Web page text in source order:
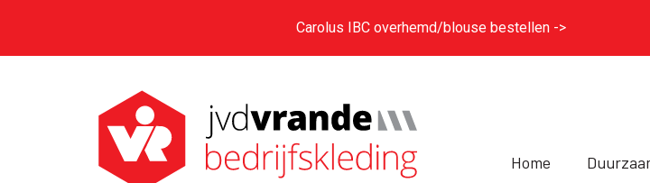
Carolus IBC overhemd/blouse bestellen ->
Home